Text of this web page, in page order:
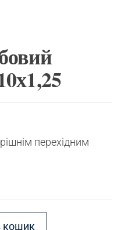
перехідним
(в) - М10х1,25
кошик